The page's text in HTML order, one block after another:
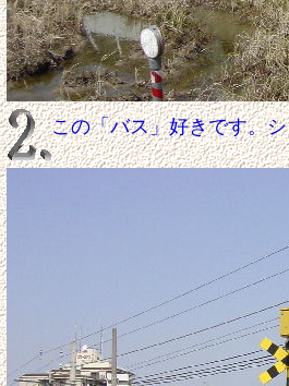
この「バス」好きです。